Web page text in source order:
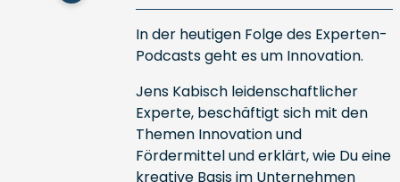
In der heutigen Folge des Experten-
Podcasts geht es um Innovation.
Jens Kabisch leidenschaftlicher
Experte, beschäftigt sich mit den
Themen Innovation und
Fördermittel und erklärt, wie Du eine
kreative Basis im Unternehmen